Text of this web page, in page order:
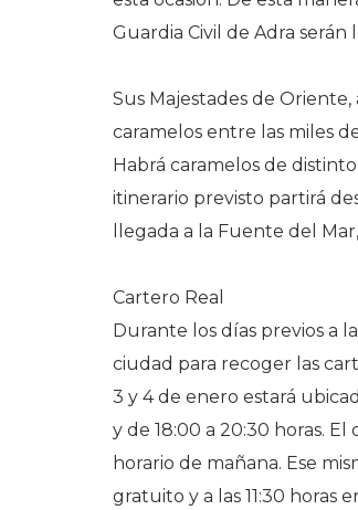
Guardia Civil de Adra serán
Sus Majestades de
caramelos entre las miles
Habrá caramelos de
itinerario previsto partirá
llegada a la Fuente del
Cartero Real
Durante los días previos a
ciudad para recoger las
3 y 4 de enero estará
y de 18:00 a 20:30 horas.
horario de mañana. Ese
gratuito y a las 11:30 horas